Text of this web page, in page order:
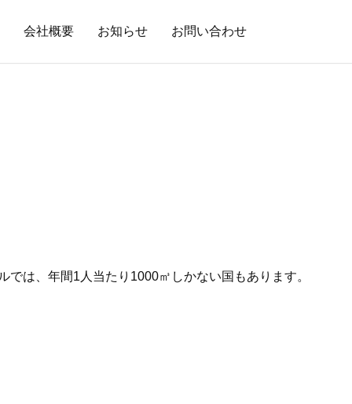
会社概要 お知らせ お問い合わせ
は、年間1人当たり1000㎥しかない国もあります。